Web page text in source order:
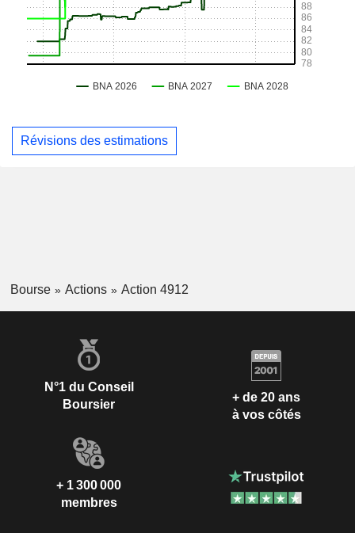
Révisions des estimations
Bourse Actions Action 4912
N°1 du Conseil
Boursier
+ de 20 ans
à vos côtés
+ 1 300 000
membres